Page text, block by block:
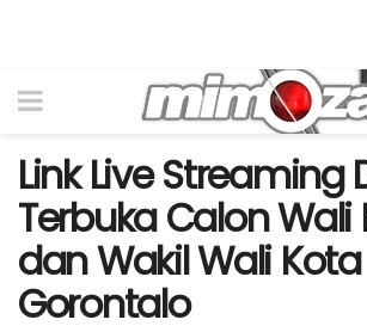
Link Live Streaming
Terbuka Calon Wali
dan Wakil Wali Kota
Gorontalo